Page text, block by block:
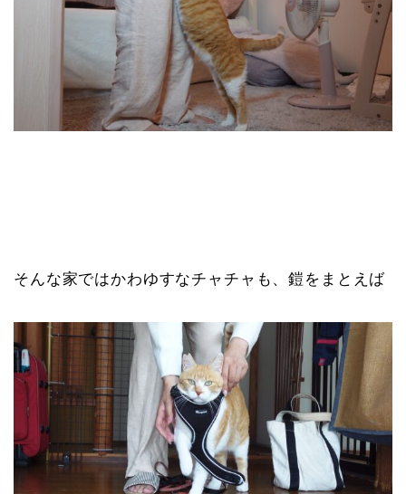
そんな家ではかわゆすなチャチャも、鎧をまとえば